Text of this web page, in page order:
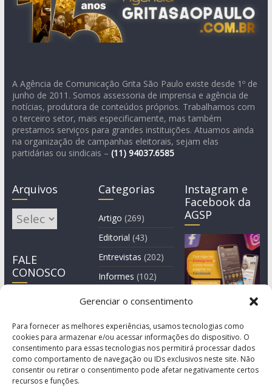
Gerenciar o consentimento
Para fornecer as melhores experiências, usamos tecnologias como
cookies para armazenar e/ou acessar informações do dispositivo. O
consentimento para essas tecnologias nos permitirá processar dados
como comportamento de navegação ou IDs exclusivos neste site. Não
consentir ou retirar o consentimento pode afetar negativamente certos
recursos e funções.
A Agência de Comunicação Grita São Paulo existe desde 1º de
junho de 2011. Somos assessoria de imprensa e agência de
notícias, produtora de conteúdos próprios. Trabalhamos com
o terceiro setor, mais especificamente, mas também
prestamos serviços para grandes instituições. Atuamos ainda
na organização de campanhas eleitorais, sejam elas
partidárias ou sindicais – (11) 94037.6585
Arquivos
Arquivos
FALE
CONOSCO
Categorias
Artigo (269)
Editorial (43)
Entrevistas (202)
Informes (102)
Manchete
Instagram e
Facebook da
AGSP